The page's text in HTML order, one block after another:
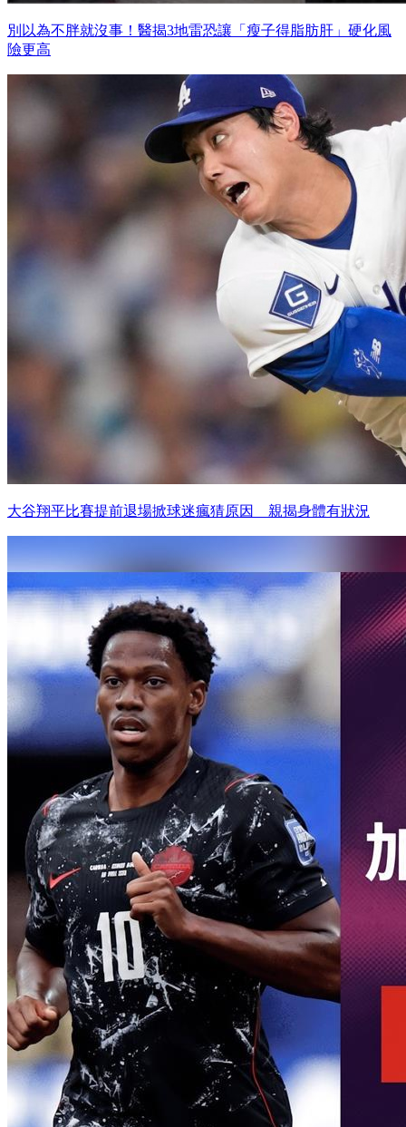
別以為不胖就沒事！醫揭3地雷恐讓「瘦子得脂肪肝」硬化風
險更高
大谷翔平比賽提前退場掀球迷瘋猜原因 親揭身體有狀況